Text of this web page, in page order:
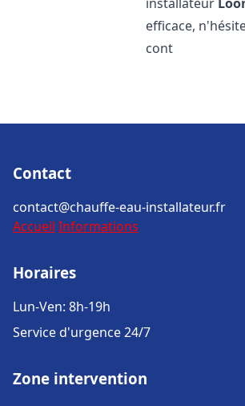
efficace,
cont
Contact
contact@chauffe-eau-installateur.fr
Accueil Informations
Horaires
Lun-Ven: 8h-19h
Service d'urgence 24/7
Zone intervention